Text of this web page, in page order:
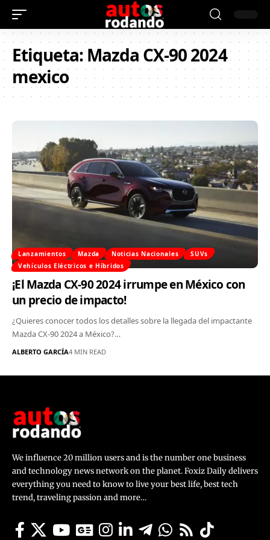
Etiqueta:Mazda CX-90 2024
mexico
Lanzamientos Mazda Noticias Nacionales
SUVs
Vehículos Eléctricos e Híbridos
¡El Mazda CX-90 2024 irrumpe en México con
un precio de impacto!
¿Quieres conocer todos los detalles sobre la llegada del impactante
Mazda CX-90 2024 a México?…
ALBERTO GARCÍA4 MIN READ
We influence 20 million users and is the number one business
and technology news network on the planet. Foxiz Daily delivers
everything you need to know to live your best life, best tech
trend, traveling passion and more…